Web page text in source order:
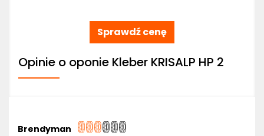
Sprawdź cenę
Opinie o oponie Kleber KRISALP HP 2
Brendyman